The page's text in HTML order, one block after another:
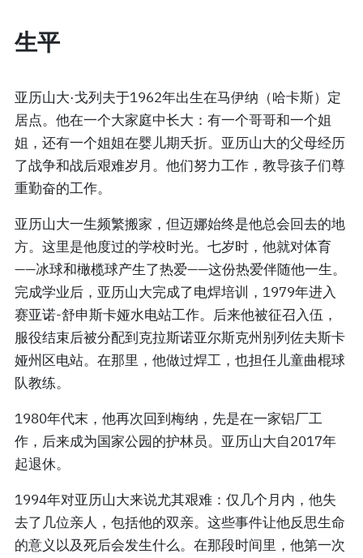
生平
亚历山大·戈列夫于1962年出生在马伊纳（哈卡斯）定
居点。他在一个大家庭中长大：有一个哥哥和一个姐
姐，还有一个姐姐在婴儿期夭折。亚历山大的父母经历
了战争和战后艰难岁月。他们努力工作，教导孩子们尊
重勤奋的工作。
亚历山大一生频繁搬家，但迈娜始终是他总会回去的地
方。这里是他度过的学校时光。七岁时，他就对体育
——冰球和橄榄球产生了热爱——这份热爱伴随他一生。
完成学业后，亚历山大完成了电焊培训，1979年进入
赛亚诺-舒申斯卡娅水电站工作。后来他被征召入伍，
服役结束后被分配到克拉斯诺亚尔斯克州别列佐夫斯卡
娅州区电站。在那里，他做过焊工，也担任儿童曲棍球
队教练。
1980年代末，他再次回到梅纳，先是在一家铝厂工
作，后来成为国家公园的护林员。亚历山大自2017年
起退休。
1994年对亚历山大来说尤其艰难：仅几个月内，他失
去了几位亲人，包括他的双亲。这些事件让他反思生命
的意义以及死后会发生什么。在那段时间里，他第一次